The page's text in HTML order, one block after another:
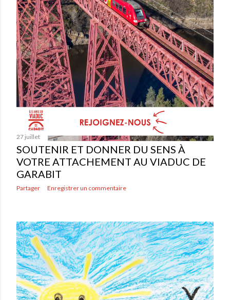
27 juillet
SOUTENIR ET DONNER DU SENS À
VOTRE ATTACHEMENT AU VIADUC DE
GARABIT
Partager Enregistrer un commentaire